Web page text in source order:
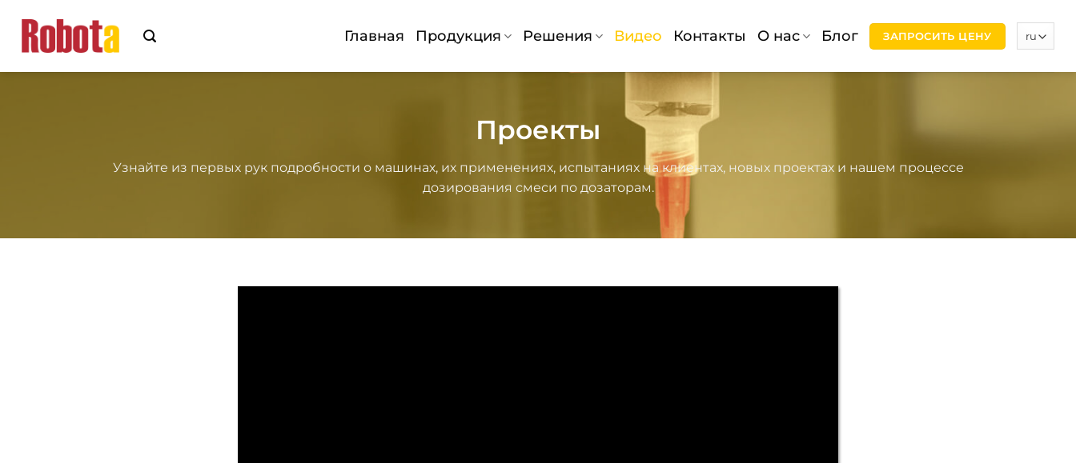
содержанию
Главная Продукция Решения Видео Контакты О нас Блог ЗАПРОСИТЬ ЦЕНУ
Проекты
Узнайте из первых рук подробности о машинах, их применениях, испытаниях на клиентах, новых проектах и ​​нашем процессе
дозирования смеси по дозаторам.